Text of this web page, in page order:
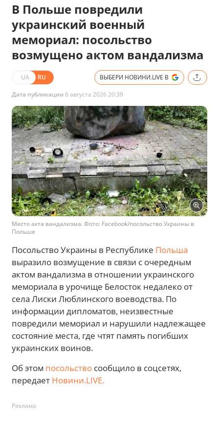
В Польше повредили
украинский военный
мемориал: посольство
возмущено актом вандализма
UA RU ВЫБЕРИ НОВИНИ.LIVE В
Дата публикации 6 августа 2026 20:39
Место акта вандализма. Фото: Facebook/посольство Украины в
Польше
Посольство Украины в Республике Польша
выразило возмущение в связи с очередным
актом вандализма в отношении украинского
мемориала в урочище Белосток недалеко от
села Лиски Люблинского воеводства. По
информации дипломатов, неизвестные
повредили мемориал и нарушили надлежащее
состояние места, где чтят память погибших
украинских воинов.
Об этом посольство сообщило в соцсетях,
передает Новини.LIVE.
Реклама